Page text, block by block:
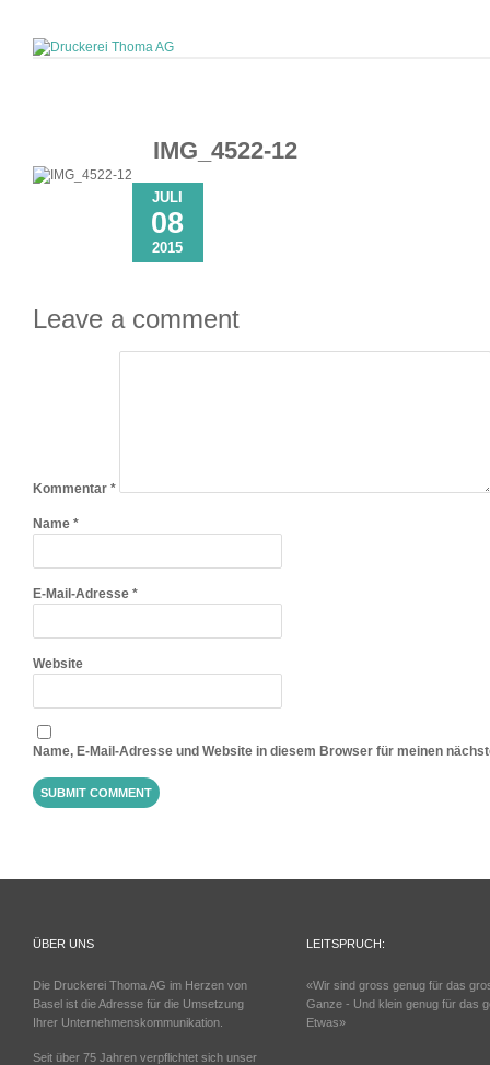
IMG_4522-12
JULI
08
2015
Leave a comment
Kommentar *
Name *
E-Mail-Adresse *
Website
Name, E-Mail-Adresse und Website in diesem Browser für meinen
ÜBER UNS
Die Druckerei Thoma AG im Herzen von
Basel ist die Adresse für die Umsetzung
Ihrer Unternehmenskommunikation.
Seit über 75 Jahren verpflichtet sich unser
LEITSPRUCH:
«Wir sind gross genug für das
Ganze - Und klein genug für das
Etwas»